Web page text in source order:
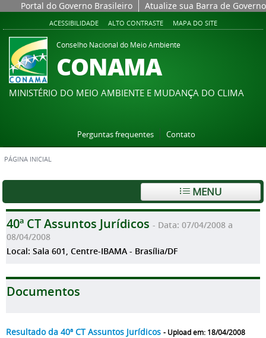
Portal do Governo Brasileiro Atualize sua Barra de Governo
ACESSIBILIDADE ALTO CONTRASTE MAPA DO SITE
Conselho Nacional do Meio Ambiente
CONAMA
MINISTÉRIO DO MEIO AMBIENTE E MUDANÇA DO CLIMA
Perguntas frequentes Contato
PÁGINA INICIAL
MENU
40ª CT Assuntos Jurídicos - Data: 07/04/2008 a
08/04/2008
Local: Sala 601, Centre-IBAMA - Brasília/DF
Documentos
Resultado da 40ª CT Assuntos Jurídicos - Upload em: 18/04/2008